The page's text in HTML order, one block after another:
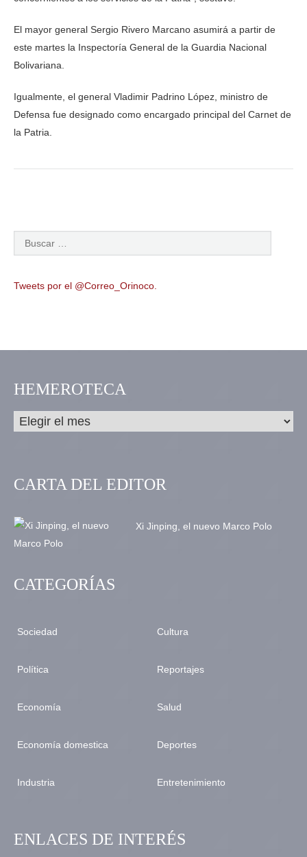
El mayor general Sergio Rivero Marcano asumirá a partir de
este martes la Inspectoría General de la Guardia Nacional
Bolivariana.
Igualmente, el general Vladimir Padrino López, ministro de
Defensa fue designado como encargado principal del Carnet de
la Patria.
Tweets por el @Correo_Orinoco.
HEMEROTECA
CARTA DEL EDITOR
Xi Jinping, el nuevo Marco Polo
CATEGORÍAS
Sociedad
Política
Economía
Economía domestica
Industria
Cultura
Reportajes
Salud
Deportes
Entretenimiento
ENLACES DE INTERÉS